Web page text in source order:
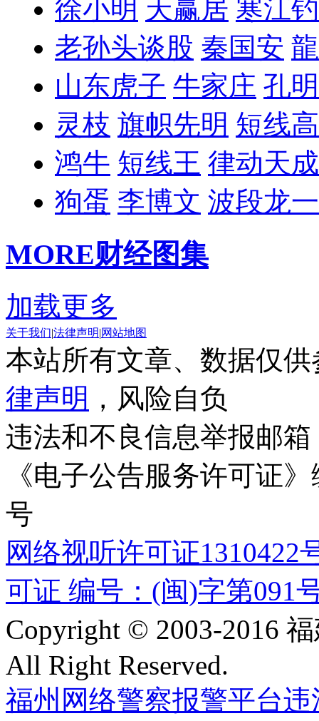
徐小明 天赢居 寒江
老孙头谈股 秦国安
山东虎子 牛家庄 孔
灵枝 旗帜先明 短线
鸿牛 短线王 律动天成
狗蛋 李博文 波段龙一
MORE财经图集
加载更多
关于我们|法律声明|网站地图
本站所有文章、数据仅
律声明 ，风险自负
违法和不良信息举报邮箱
《电子公告服务许可证
号
网络视听许可证1310422
可证 编号：(闽)字第091
Copyright © 2003-2016
All Right Reserved.
福州网络警察报警平台违